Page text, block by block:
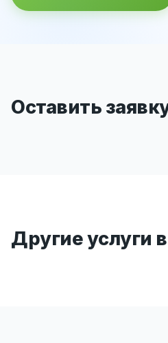
Оставить
Другие услуги